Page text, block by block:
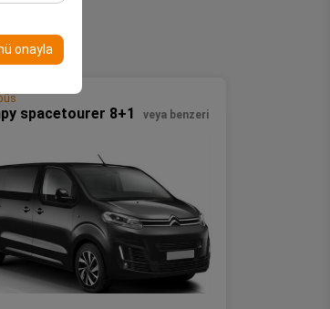
onayla
spacetourer 8+1 veya benzeri